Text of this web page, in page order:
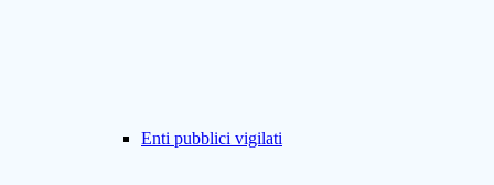
Enti pubblici vigilati